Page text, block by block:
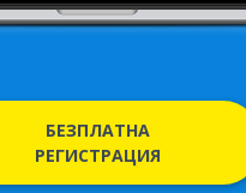
БЕЗПЛАТНА
РЕГИСТРАЦИЯ